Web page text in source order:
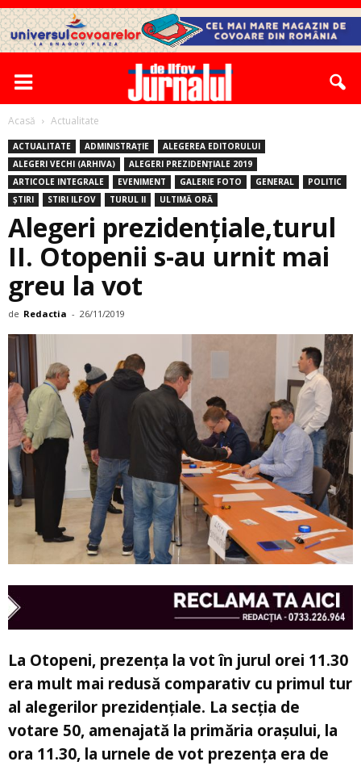
Acasă Actualitate
ACTUALITATE ADMINISTRAȚIE
ALEGEREA EDITORULUI
ALEGERI VECHI (ARHIVA)
ALEGERI PREZIDENȚIALE 2019
ARTICOLE INTEGRALE
EVENIMENT GALERIE FOTO GENERAL
POLITIC
ȘTIRI
STIRI ILFOV TURUL II ULTIMĂ ORĂ
Alegeri prezidențiale,turul
II. Otopenii s-au urnit mai
greu la vot
de Redactia - 26/11/2019
La Otopeni, prezenţa la vot în jurul orei 11.30
era mult mai redusă comparativ cu primul tur
al alegerilor prezidenţiale. La secţia de
votare 50, amenajată la primăria orașului, la
ora 11.30, la urnele de vot prezenţa era de